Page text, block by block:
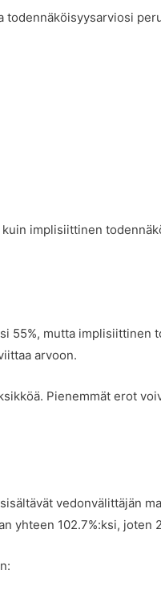
todennäköisyysarviosi
implisiittinen
55%, mutta implisiittinen
arvoon.
Pienemmät erot
vedonvälittäjän
yhteen 102.7%:ksi, joten